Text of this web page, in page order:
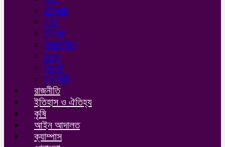
চট্টগ্রাম
ঢাকা
বরিশাল
ময়মনসিংহ
রংপুর
সিলেট
রাজশাহী
রাজনীতি
ইতিহাস ও ঐতিহ্য
কৃষি
আইন আদালত
ক্যাম্পাস